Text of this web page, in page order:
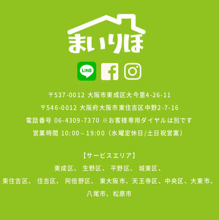
〒537-0012 大阪市東成区大今里4-26-11
〒546-0012 大阪府大阪市東住吉区中野2-7-16
電話番号 06-4309-7370 ※お客様専用ダイヤルは別です
営業時間 10:00～19:00（水曜定休日/土日祝営業）
【サービスエリア】
東成区、 生野区 、平野区、 城東区 、
東住吉区、 住吉区、 阿倍野区、 東大阪市、天王寺区、中央区、大東市、
八尾市、松原市